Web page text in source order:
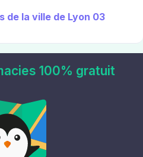
de la ville de Lyon 03
100% gratuit